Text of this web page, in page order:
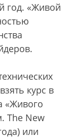
год. «Живой
курс в
«Живого
The New
или